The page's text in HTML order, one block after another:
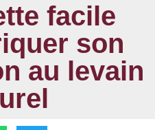
facile
son
au levain